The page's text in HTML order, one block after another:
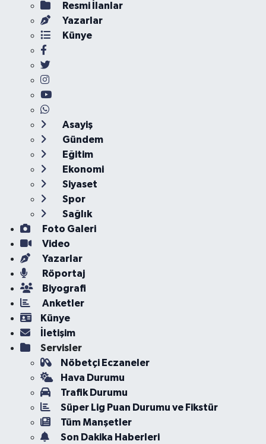
Resmi İlanlar
Yazarlar
Künye
Asayiş
Gündem
Eğitim
Ekonomi
Siyaset
Spor
Sağlık
Foto Galeri
Video
Yazarlar
Röportaj
Biyografi
Anketler
Künye
İletişim
Servisler
Nöbetçi Eczaneler
Hava Durumu
Trafik Durumu
Süper Lig Puan Durumu ve Fikstür
Tüm Manşetler
Son Dakika Haberleri